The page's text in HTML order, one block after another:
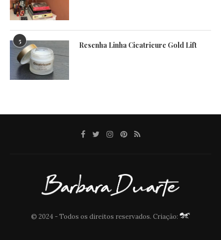
5 Resenha Linha Cicatricure Gold Lift
© 2024 - Todos os direitos reservados. Criação: